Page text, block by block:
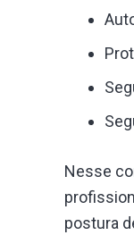
Nesse
postura